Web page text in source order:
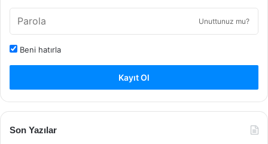
Unuttunuz mu?
Beni hatırla
Kayıt Ol
Son Yazılar